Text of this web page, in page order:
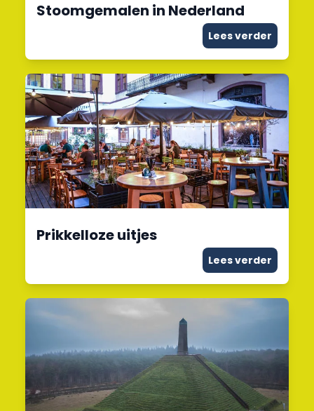
Stoomgemalen in Nederland
Lees verder
Prikkelloze uitjes
Lees verder